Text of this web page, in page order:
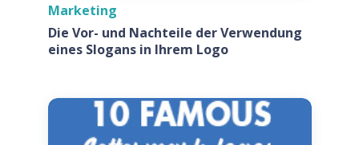
Marketing
Die Vor- und Nachteile der Verwendung
eines Slogans in Ihrem Logo